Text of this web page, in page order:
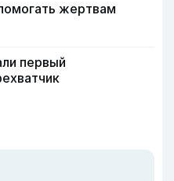
жертвам
первый